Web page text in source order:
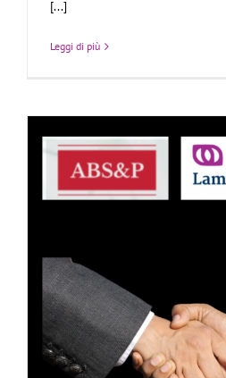
[...]
Leggi di più